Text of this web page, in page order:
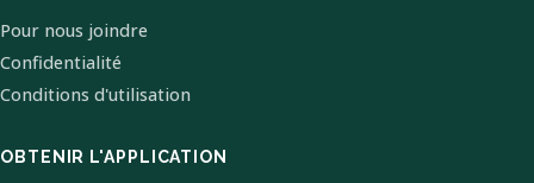
Pour nous joindre
Confidentialité
Conditions d'utilisation
OBTENIR L'APPLICATION